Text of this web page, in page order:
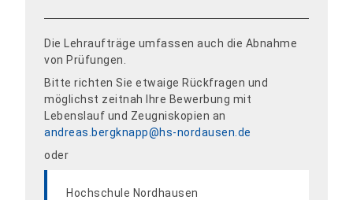
Die Lehraufträge umfassen auch die Abnahme
von Prüfungen.
Bitte richten Sie etwaige Rückfragen und
möglichst zeitnah Ihre Bewerbung mit
Lebenslauf und Zeugniskopien an
andreas.bergknapp@hs-nordausen.de
oder
Hochschule Nordhausen